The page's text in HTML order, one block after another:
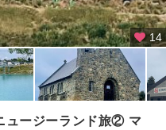
14
ュージーランド旅② マ